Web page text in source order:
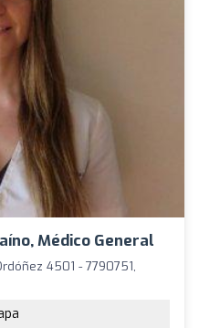
Médico General
4501 - 7790751,